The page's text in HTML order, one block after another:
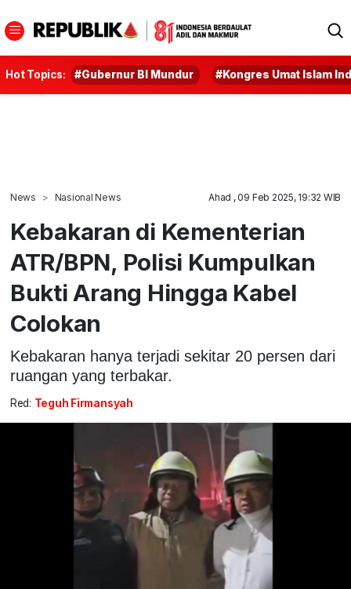
Hot Topics: #Gubernur BI Mundur #Kongres Umat Islam
News Nasional News Ahad , 09 Feb 2025, 19:32 WIB
Kebakaran di Kementerian
ATR/BPN, Polisi Kumpulkan
Bukti Arang Hingga Kabel
Colokan
Kebakaran hanya terjadi sekitar 20 persen dari
ruangan yang terbakar.
Red: Teguh Firmansyah